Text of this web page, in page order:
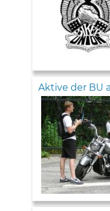
Aktive der BU